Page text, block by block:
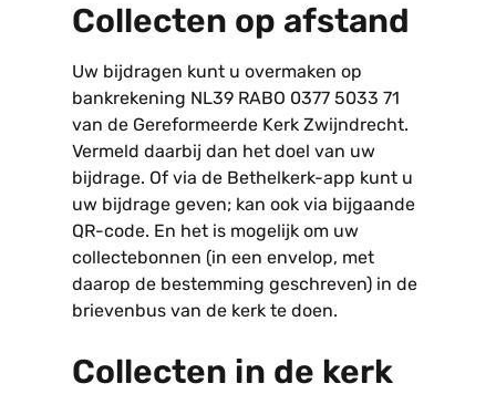
Collecten op afstand
Uw bijdragen kunt u overmaken op
bankrekening NL39 RABO 0377 5033 71
van de Gereformeerde Kerk Zwijndrecht.
Vermeld daarbij dan het doel van uw
bijdrage. Of via de Bethelkerk-app kunt u
uw bijdrage geven; kan ook via bijgaande
QR-code. En het is mogelijk om uw
collectebonnen (in een envelop, met
daarop de bestemming geschreven) in de
brievenbus van de kerk te doen.
Collecten in de kerk